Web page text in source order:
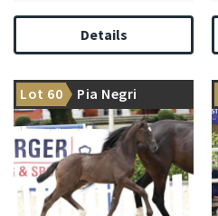
Details
Lot 60 Pia Negri
Bon Esprit’s celebrated sire
debut!